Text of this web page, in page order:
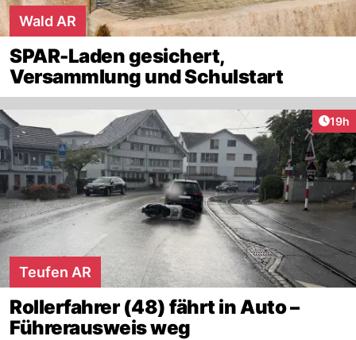
Wald AR
SPAR-Laden gesichert,
Versammlung und Schulstart
19h
Teufen AR
Rollerfahrer (48) fährt in Auto –
Führerausweis weg